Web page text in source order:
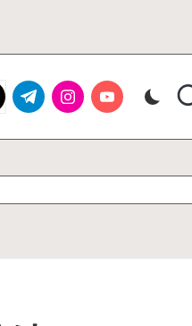
t.me instagram.com
youtube.com